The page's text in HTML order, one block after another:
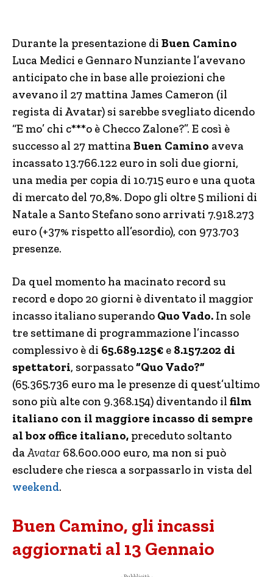
Durante la presentazione di Buen Camino
Luca Medici e Gennaro Nunziante l’avevano
anticipato che in base alle proiezioni che
avevano il 27 mattina James Cameron (il
regista di Avatar) si sarebbe svegliato dicendo
“E mo’ chi c***o è Checco Zalone?”. E così è
successo al 27 mattinaBuen Camino aveva
incassato 13.766.122 euro in soli due giorni,
una media per copia di 10.715 euro e una quota
di mercato del 70,8%. Dopo gli oltre 5 milioni di
Natale a Santo Stefano sono arrivati 7.918.273
euro (+37% rispetto all’esordio), con 973.703
presenze.
Da quel momento ha macinato record su
record e dopo 20 giorni è diventato il maggior
incasso italiano superando Quo Vado. In sole
tre settimane di programmazione l’incasso
complessivo è di 65.689.125€ e 8.157.202 di
spettatori, sorpassato“Quo Vado?”
(65.365.736 euro ma le presenze di quest’ultimo
sono più alte con 9.368.154) diventando il film
italiano con il maggiore incasso di sempre
al box office italiano, preceduto soltanto
daAvatar 68.600.000 euro, ma non si può
escludere che riesca a sorpassarlo in vista del
weekend.
Buen Camino, gli incassi
aggiornati al 13 Gennaio